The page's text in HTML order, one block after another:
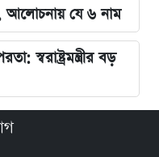
আলোচনায় যে ৬ নাম
স্বরাষ্ট্রমন্ত্রীর বড়